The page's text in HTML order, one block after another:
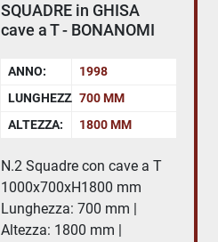
SQUADRE in GHISA
cave a T - BONANOMI
ANNO:
1998
LUNGHEZZA:700 MM
ALTEZZA:
1800 MM
N.2 Squadre con cave a T
1000x700xH1800 mm
Lunghezza: 700 mm |
Altezza: 1800 mm |